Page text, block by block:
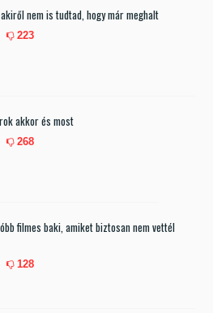
nem is tudtad, hogy már meghalt
223
akkor és most
268
filmes baki, amiket biztosan nem vettél
128